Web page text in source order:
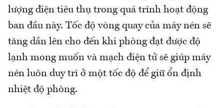
lượng điện tiêu thụ trong quá trình hoạt động
ban đầu này. Tốc độ vòng quay của máy nén sẽ
tăng dần lên cho đến khi phòng đạt được độ
lạnh mong muốn và mạch điện tử sẽ giúp máy
nén luôn duy trì ở một tốc độ để giữ ổn định
nhiệt độ phòng.